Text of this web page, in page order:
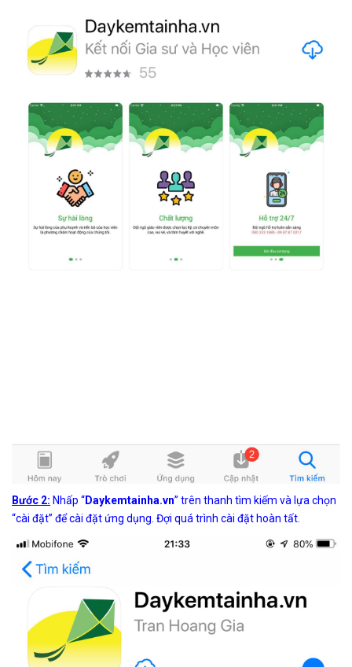
Bước 2: Nhấp “Daykemtainha.vn” trên thanh tìm kiếm và lựa chọn
“cài đặt” để cài đặt ứng dụng. Đợi quá trình cài đặt hoàn tất.